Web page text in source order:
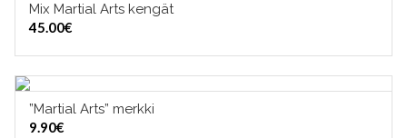
VALITSE VAIHTOEHDOISTA
Mix Martial Arts kengät
45.00€
”Martial Arts” merkki
9.90€
TUOTERYHMÄT